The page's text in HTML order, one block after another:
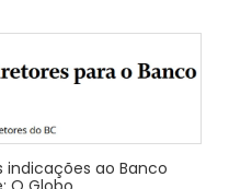
indicações ao Banco